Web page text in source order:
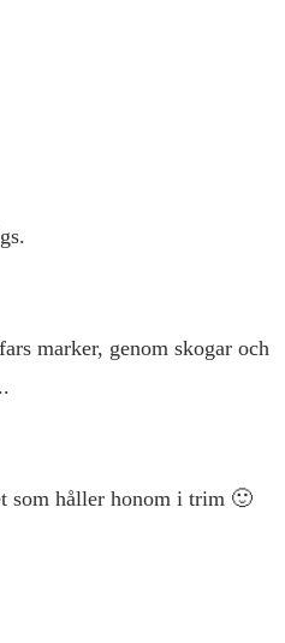
marker, genom skogar och
som håller honom i trim 🙂